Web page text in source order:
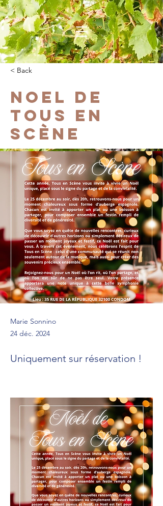
< Back
Noel de
Tous en
Scène
Marie Sonnino
24 déc. 2024
Uniquement sur réservation !